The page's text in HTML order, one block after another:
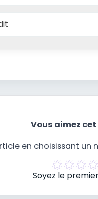
Vous aimez
en choisissant un
Soyez le